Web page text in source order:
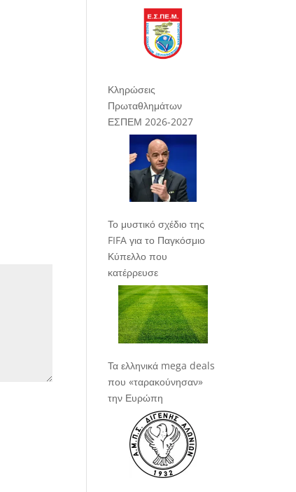
Κληρώσεις
Πρωταθλημάτων
ΕΣΠΕΜ 2026-2027
Το μυστικό σχέδιο της
FIFA για το Παγκόσμιο
Κύπελλο που
κατέρρευσε
Τα ελληνικά mega deals
που «ταρακούνησαν»
την Ευρώπη